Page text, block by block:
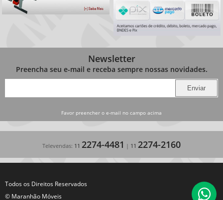
Newsletter
Preencha seu e-mail e receba sempre nossas novidades.
Favor preencher o e-mail no campo acima
Televendas: 11 2274-4481 | 11 2274-2160
Todos os Direitos Reservados
© Maranhão Móveis